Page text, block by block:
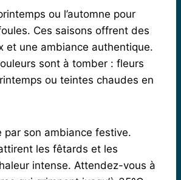
ou l’automne pour
Ces saisons offrent des
et une ambiance authentique.
sont à tomber : fleurs
ou teintes chaudes en
par son ambiance festive.
les fêtards et les
intense. Attendez-vous à